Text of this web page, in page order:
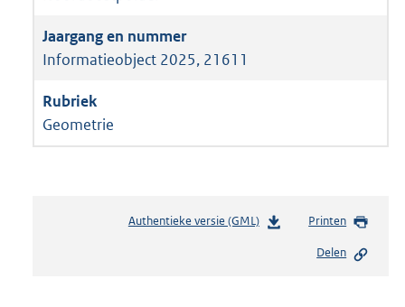
Informatieobject 2025, 21611
Geometrie
Authentieke versie (GML)b
Printen
Delen